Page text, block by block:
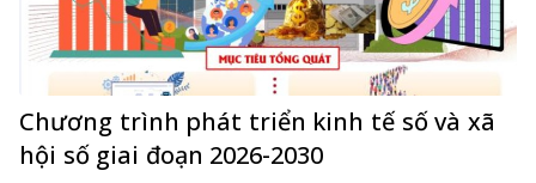
Chương trình phát triển kinh tế số và xã
hội số giai đoạn 2026-2030